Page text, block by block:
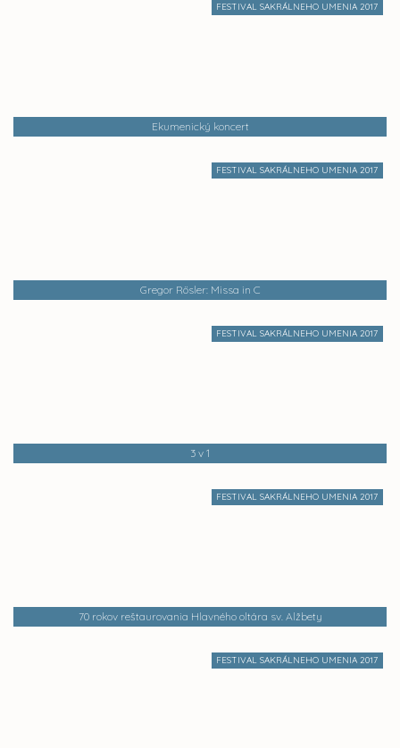
FESTIVAL SAKRÁLNEHO UMENIA 2017
Ekumenický koncert
FESTIVAL SAKRÁLNEHO UMENIA 2017
Gregor Rösler: Missa in C
FESTIVAL SAKRÁLNEHO UMENIA 2017
3 v 1
FESTIVAL SAKRÁLNEHO UMENIA 2017
70 rokov reštaurovania Hlavného oltára sv. Alžbety
FESTIVAL SAKRÁLNEHO UMENIA 2017